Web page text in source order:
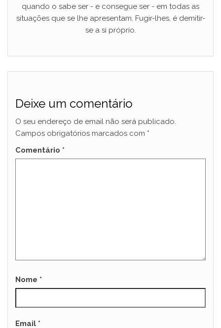
quando o sabe ser - e consegue ser - em todas as
situações que se lhe apresentam. Fugir-lhes, é demitir-
se a si próprio.
Deixe um comentário
O seu endereço de email não será publicado.
Campos obrigatórios marcados com *
Comentário *
Nome *
Email *